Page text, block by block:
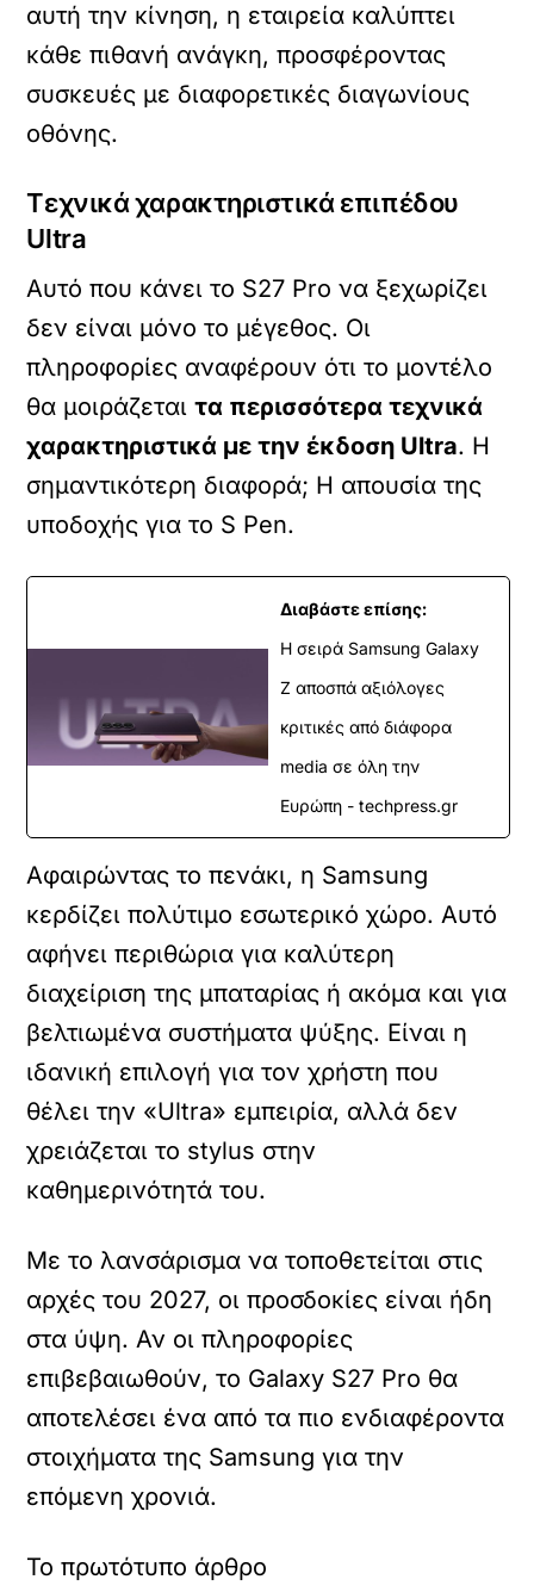
αυτή την κίνηση, η εταιρεία καλύπτει
κάθε πιθανή ανάγκη, προσφέροντας
συσκευές με διαφορετικές διαγωνίους
οθόνης.
Τεχνικά χαρακτηριστικά επιπέδου
Ultra
Αυτό που κάνει το S27 Pro να ξεχωρίζει
δεν είναι μόνο το μέγεθος. Οι
πληροφορίες αναφέρουν ότι το μοντέλο
θα μοιράζεταιτα περισσότερα τεχνικά
χαρακτηριστικά με την έκδοση Ultra. Η
σημαντικότερη διαφορά; Η απουσία της
υποδοχής για το S Pen.
Διαβάστε επίσης:
Η σειρά Samsung Galaxy
Z αποσπά αξιόλογες
κριτικές από διάφορα
media σε όλη την
Ευρώπη - techpress.gr
Αφαιρώντας το πενάκι, η Samsung
κερδίζει πολύτιμο εσωτερικό χώρο. Αυτό
αφήνει περιθώρια για καλύτερη
διαχείριση της μπαταρίας ή ακόμα και για
βελτιωμένα συστήματα ψύξης. Είναι η
ιδανική επιλογή για τον χρήστη που
θέλει την «Ultra» εμπειρία, αλλά δεν
χρειάζεται το stylus στην
καθημερινότητά του.
Με το λανσάρισμα να τοποθετείται στις
αρχές του 2027, οι προσδοκίες είναι ήδη
στα ύψη. Αν οι πληροφορίες
επιβεβαιωθούν, το Galaxy S27 Pro θα
αποτελέσει ένα από τα πιο ενδιαφέροντα
στοιχήματα της Samsung για την
επόμενη χρονιά.
Το πρωτότυπο άρθρο